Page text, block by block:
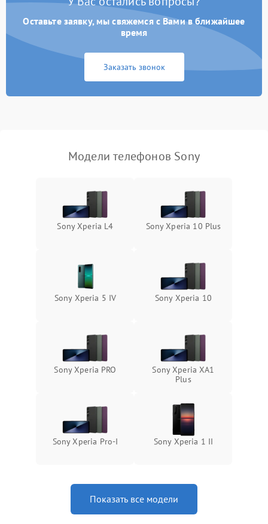
Оставьте заявку, мы свяжемся с Вами в ближайшее
время
Заказать звонок
Модели телефонов Sony
Sony Xperia L4 Sony Xperia 10 Plus
Sony Xperia 5 IV Sony Xperia 10
Sony Xperia PRO
Sony Xperia XA1
Plus
Sony Xperia Pro‑I Sony Xperia 1 II
Показать все модели